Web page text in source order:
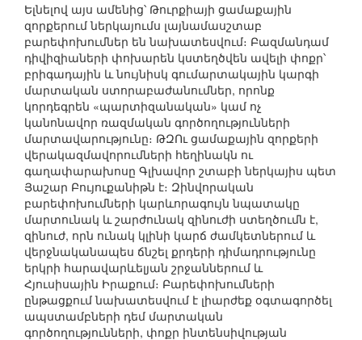
Ելնելով այս ամենից՝ Թուրքիայի ցամաքային
զորքերում ներկայումս լայնամասշտաբ
բարեփոխումներ են նախատեսվում։ Բազմանդամ
դիվիզիաների փոխարեն կստեղծվեն ավելի փոքր՝
բրիգադային և նույնիսկ գումարտակային կարգի
մարտական ստորաբաժանումներ, որոնք
կորդեգրեն «պարտիզանական» կամ ոչ
կանոնավոր ռազմական գործողությունների
մարտավարությունը։ ԹԶՈւ ցամաքային զորքերի
վերակազմավորումների հեղինակն ու
գաղափարախոսը Գլխավոր շտաբի ներկայիս պետ
Յաշար Բույուքանիթն է։ Զինվորական
բարեփոխումների կարևորագույն նպատակը
մարտունակ և շարժունակ զինուժի ստեղծումն է,
զինուժ, որն ունակ կլինի կարճ ժամկետներում և
վերջնականապես ճնշել քրդերի դիմադրությունը
երկրի հարավարևելյան շրջաններում և
Հյուսիսային Իրաքում։ Բարեփոխումների
ընթացքում նախատեսվում է լիարժեք օգտագործել
ապստամբների դեմ մարտական
գործողությունների, փոքր ինտենսիվության